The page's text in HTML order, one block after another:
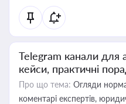
Telegram канали для
кейси, практичні
Про що тема: Огляди
коментарі експертів,